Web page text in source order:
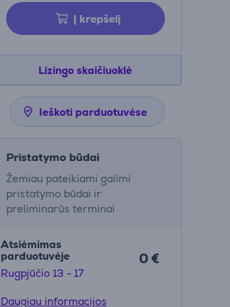
Į krepšelį
Lizingo skaičiuoklė
Ieškoti parduotuvėse
Pristatymo būdai
Žemiau pateikiami galimi
pristatymo būdai ir
preliminarūs terminai
Atsiėmimas
parduotuvėje
Rugpjūčio 13 - 17
0 €
Daugiau informacijos